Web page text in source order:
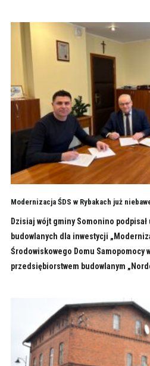
Modernizacja ŚDS w Rybakach już
Dzisiaj wójt gminy Somonino
budowlanych dla inwestycji
Środowiskowego Domu Samopomocy
przedsiębiorstwem budowlanym